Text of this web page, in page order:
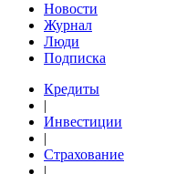
Новости
Журнал
Люди
Подписка
Кредиты
|
Инвестиции
|
Страхование
|